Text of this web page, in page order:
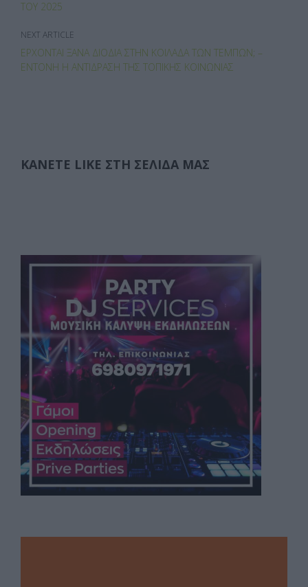
ΤΟΥ 2025
NEXT ARTICLE
ΈΡΧΟΝΤΑΙ ΞΑΝΆ ΔΙΌΔΙΑ ΣΤΗΝ ΚΟΙΛΆΔΑ ΤΩΝ ΤΕΜΠΏΝ; –
ΈΝΤΟΝΗ Η ΑΝΤΊΔΡΑΣΗ ΤΗΣ ΤΟΠΙΚΉΣ ΚΟΙΝΩΝΊΑΣ
ΚΆΝΕΤΕ LIKE ΣΤΗ ΣΕΛΊΔΑ ΜΑΣ